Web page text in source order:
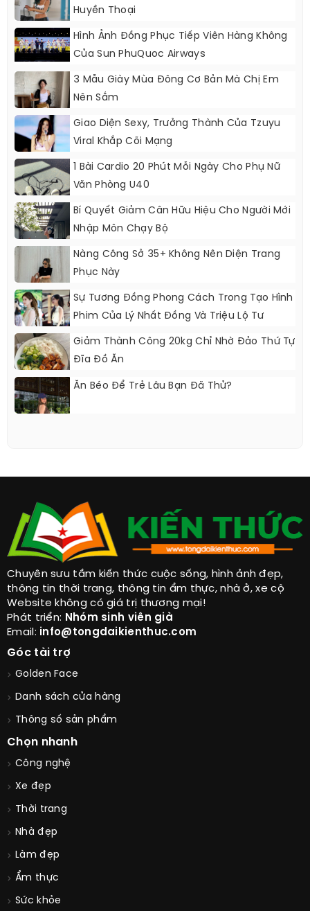
Huyền Thoại
Hình Ảnh Đồng Phục Tiếp Viên Hàng Không
Của Sun PhuQuoc Airways
3 Mẫu Giày Mùa Đông Cơ Bản Mà Chị Em
Nên Sắm
Giao Diện Sexy, Trưởng Thành Của Tzuyu
Viral Khắp Cõi Mạng
1 Bài Cardio 20 Phút Mỗi Ngày Cho Phụ Nữ
Văn Phòng U40
Bí Quyết Giảm Cân Hữu Hiệu Cho Người Mới
Nhập Môn Chạy Bộ
Nàng Công Sở 35+ Không Nên Diện Trang
Phục Này
Sự Tương Đồng Phong Cách Trong Tạo Hình
Phim Của Lý Nhất Đồng Và Triệu Lộ Tư
Giảm Thành Công 20kg Chỉ Nhờ Đảo Thứ Tự
Đĩa Đồ Ăn
Ăn Béo Để Trẻ Lâu Bạn Đã Thử?
Chuyên sưu tầm kiến thức cuộc sống, hình ảnh đẹp,
thông tin thời trang, thông tin ẩm thực, nhà ở, xe cộ
Website không có giá trị thương mại!
Phát triển: Nhóm sinh viên già
Email: info@tongdaikienthuc.com
Góc tài trợ
Golden Face
Danh sách cửa hàng
Thông số sản phẩm
Chọn nhanh
Công nghệ
Xe đẹp
Thời trang
Nhà đẹp
Làm đẹp
Ẩm thực
Sức khỏe